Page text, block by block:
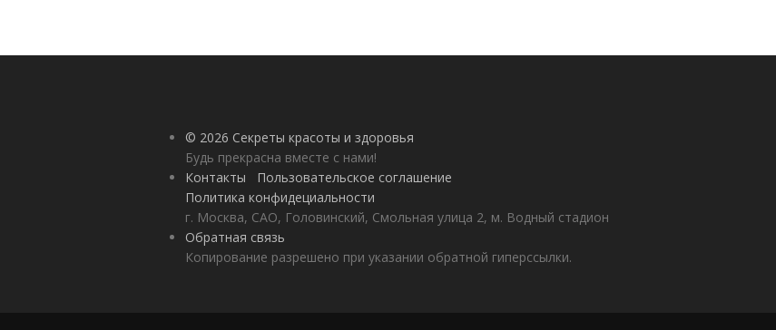
© 2026 Секреты красоты и здоровья
Будь прекрасна вместе с нами!
Контакты
Пользовательское соглашение
Политика конфидециальности
г. Москва, САО, Головинский, Смольная улица 2, м. Водный стадион
Обратная связь
Копирование разрешено при указании обратной гиперссылки.